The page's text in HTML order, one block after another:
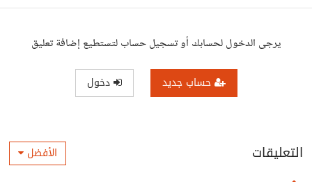
يرجى الدخول لحسابك أو تسجيل حساب لتستطيع إضافة تعليق
حساب جديد دخول
التعليقات الأفضل